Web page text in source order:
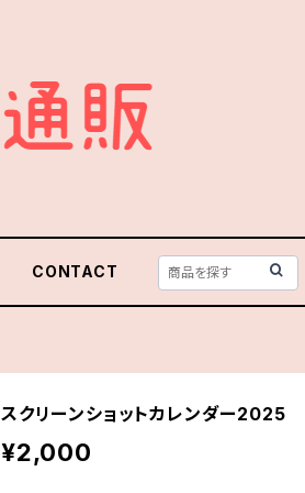
CONTACT
スクリーンショットカレンダー2025
¥2,000